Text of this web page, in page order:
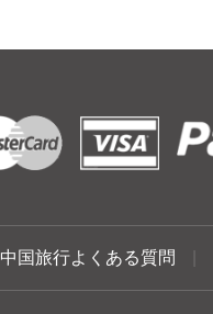
中国旅行よくある質問